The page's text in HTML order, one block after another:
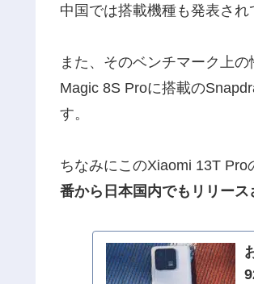
中国では搭載機種も発表され
また、そのベンチマーク上
Magic 8S Proに搭載の
す。
ちなみにこのXiaomi 13T Pro
番から日本国内でもリリース